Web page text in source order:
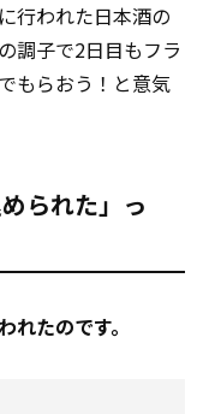
行われた日本酒の
調子で2日目もフラ
もらおう！と意気
られた」っ
たのです。